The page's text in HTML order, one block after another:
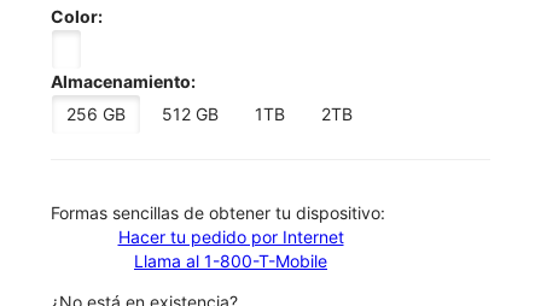
Color:
Almacenamiento:
256 GB
512 GB 1TB 2TB
​​​​​​​Formas sencillas de obtener tu dispositivo:
Hacer tu pedido por Internet
Llama al 1-800-T-Mobile
¿No está en existencia?